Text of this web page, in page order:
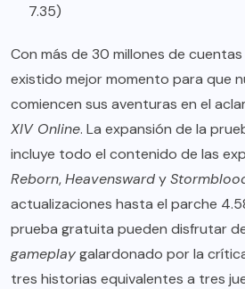
7.35)
Con más de 30 millones de
existido mejor momento para que
comiencen sus aventuras en el
XIV Online. La expansión de la
incluye todo el contenido de las
Reborn,Heavenswardy
actualizaciones hasta el parche
prueba gratuita pueden disfrutar
gameplaygalardonado por la
tres historias equivalentes a tres